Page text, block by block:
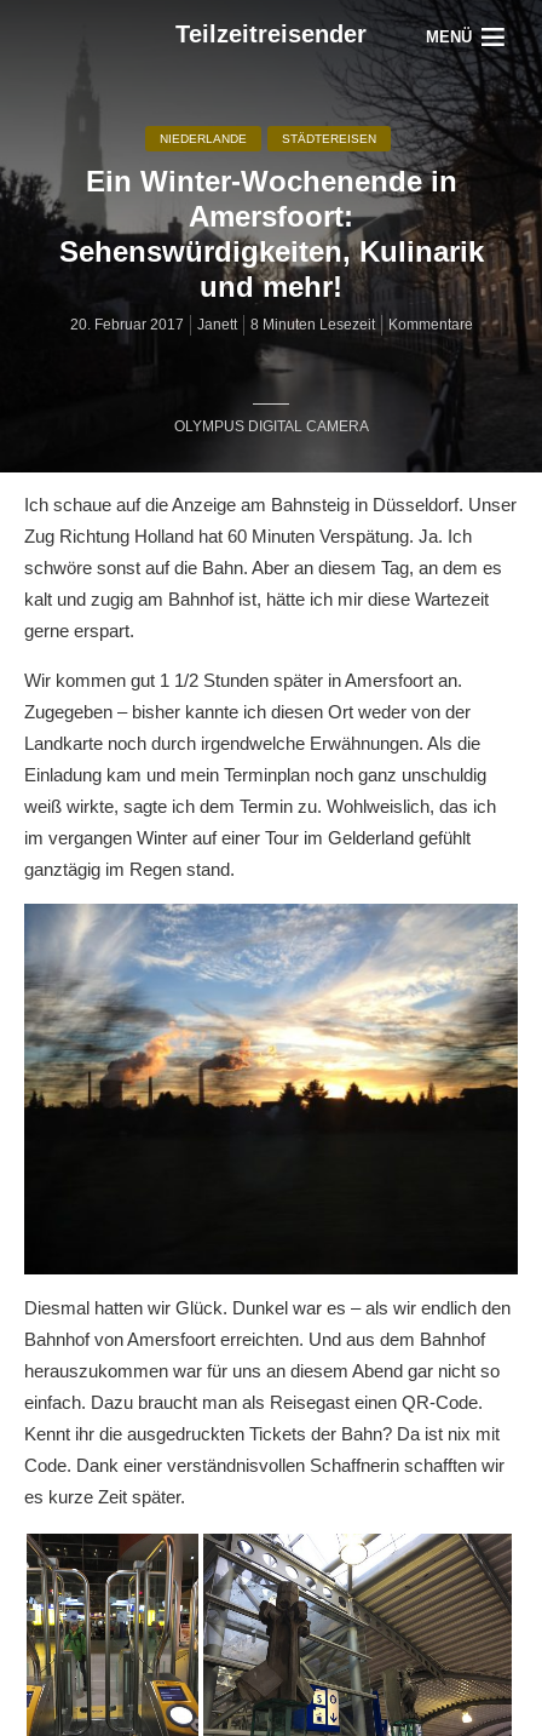
Teilzeitreisender MENÜ
OLYMPUS DIGITAL CAMERA
NIEDERLANDE STÄDTEREISEN
Ein Winter-Wochenende in
Amersfoort:
Sehenswürdigkeiten, Kulinarik
und mehr!
20. Februar 2017 Janett 8 Minuten Lesezeit Kommentare
Ich schaue auf die Anzeige am Bahnsteig in Düsseldorf. Unser
Zug Richtung Holland hat 60 Minuten Verspätung. Ja. Ich
schwöre sonst auf die Bahn. Aber an diesem Tag, an dem es
kalt und zugig am Bahnhof ist, hätte ich mir diese Wartezeit
gerne erspart.
Wir kommen gut 1 1/2 Stunden später in Amersfoort an.
Zugegeben – bisher kannte ich diesen Ort weder von der
Landkarte noch durch irgendwelche Erwähnungen. Als die
Einladung kam und mein Terminplan noch ganz unschuldig
weiß wirkte, sagte ich dem Termin zu. Wohlweislich, das ich
im vergangen Winter auf einer Tour im Gelderland gefühlt
ganztägig im Regen stand.
Diesmal hatten wir Glück. Dunkel war es – als wir endlich den
Bahnhof von Amersfoort erreichten. Und aus dem Bahnhof
herauszukommen war für uns an diesem Abend gar nicht so
einfach. Dazu braucht man als Reisegast einen QR-Code.
Kennt ihr die ausgedruckten Tickets der Bahn? Da ist nix mit
Code. Dank einer verständnisvollen Schaffnerin schafften wir
es kurze Zeit später.